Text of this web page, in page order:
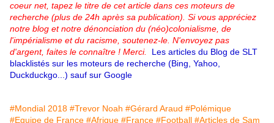
coeur net, tapez le titre de cet article dans ces moteurs de
recherche (plus de 24h après sa publication). Si vous appréciez
notre blog et notre dénonciation du (néo)colonialisme, de
l'impérialisme et du racisme, soutenez-le. N'envoyez pas
d'argent, faites le connaître ! Merci. Les articles du Blog de SLT
blacklistés sur les moteurs de recherche (Bing, Yahoo,
Duckduckgo...) sauf sur Google
#Mondial 2018 #Trevor Noah #Gérard Araud #Polémique
#Equipe de France #Afrique #France #Football #Articles de Sam